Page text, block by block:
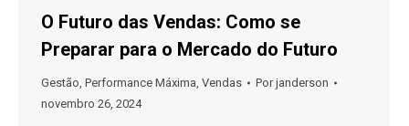
O Futuro das Vendas: Como se
Preparar para o Mercado do Futuro
Gestão, Performance Máxima, Vendas Porjanderson
novembro 26, 2024